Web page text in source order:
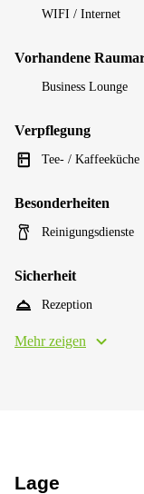
WIFI / Internet
Vorhandene
Business Lounge
Verpflegung
Tee- / Kaffeeküche
Besonderheiten
Reinigungsdienste
Sicherheit
Rezeption
Mehr zeigen
Lage